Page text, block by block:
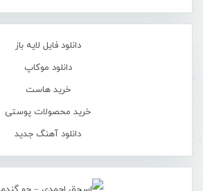
دانلود فایل لایه باز
دانلود موکاپ
خرید هاست
خرید محصولات پوستی
دانلود آهنگ جدید